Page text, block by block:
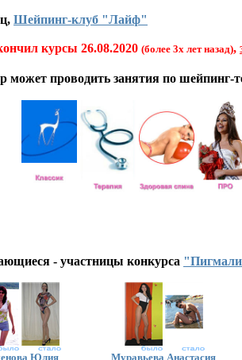
, Шейпинг-клуб "Лайф"
курсы 26.08.2020 (более 3х лет назад),
может проводить занятия по шейпинг-
- участницы конкурса
Юлия Муравьева Анастасия